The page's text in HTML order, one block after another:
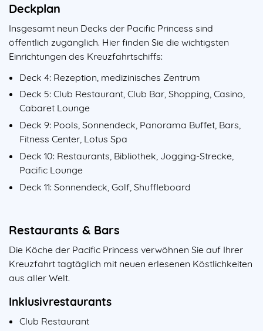
Deckplan
Insgesamt neun Decks der Pacific Princess sind
öffentlich zugänglich. Hier finden Sie die wichtigsten
Einrichtungen des Kreuzfahrtschiffs:
Deck 4: Rezeption, medizinisches Zentrum
Deck 5: Club Restaurant, Club Bar, Shopping, Casino,
Cabaret Lounge
Deck 9: Pools, Sonnendeck, Panorama Buffet, Bars,
Fitness Center, Lotus Spa
Deck 10: Restaurants, Bibliothek, Jogging-Strecke,
Pacific Lounge
Deck 11: Sonnendeck, Golf, Shuffleboard
Restaurants & Bars
Die Köche der Pacific Princess verwöhnen Sie auf Ihrer
Kreuzfahrt tagtäglich mit neuen erlesenen Köstlichkeiten
aus aller Welt.
Inklusivrestaurants
Club Restaurant